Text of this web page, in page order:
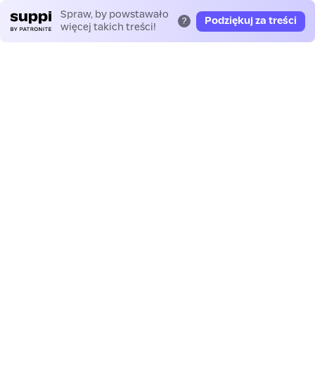
Spraw, by powstawało
więcej takich treści!
? Podziękuj za treści